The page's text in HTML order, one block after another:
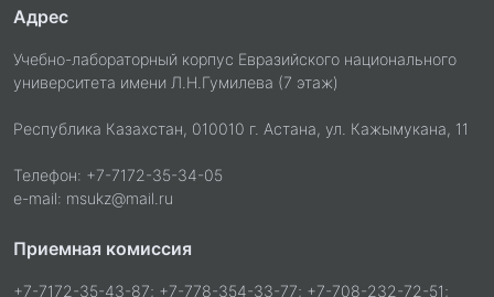
Адрес
Учебно-лабораторный корпус Евразийского национального
университета имени Л.Н.Гумилева (7 этаж)
Республика Казахстан, 010010 г. Астана, ул. Кажымукана, 11
Телефон: +7-7172-35-34-05
e-mail: msukz@mail.ru
Приемная комиссия
+7-7172-35-43-87; +7-778-354-33-77; +7-708-232-72-51;